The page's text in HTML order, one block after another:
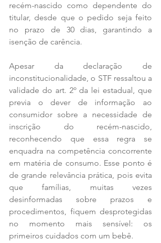
recém-nascido como dependente do
titular, desde que o pedido seja feito
no prazo de 30 dias, garantindo a
isenção de carência.
Apesar da declaração de
inconstitucionalidade, o STF ressaltou a
validade do art. 2º da lei estadual, que
previa o dever de informação ao
consumidor sobre a necessidade de
inscrição do recém-nascido,
reconhecendo que essa regra se
enquadra na competência concorrente
em matéria de consumo. Esse ponto é
de grande relevância prática, pois evita
que famílias, muitas vezes
desinformadas sobre prazos e
procedimentos, fiquem desprotegidas
no momento mais sensível: os
primeiros cuidados com um bebê.